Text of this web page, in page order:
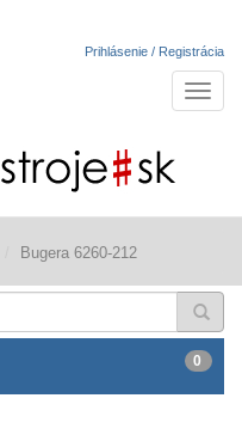
Prihlásenie / Registrácia
Bugera 6260-212
0